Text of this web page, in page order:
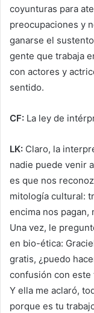
coyunturas para
preocupaciones y
ganarse el
gente que trabaja
con actores y
sentido.
CF: La ley de
LK: Claro, la
nadie puede venir
es que nos
mitología cultural:
encima nos pagan,
Una vez, le
en bio-ética:
gratis, ¿puedo
confusión con este
Y ella me aclaró,
porque es tu